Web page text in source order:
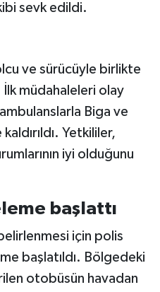
sevk edildi.
ve sürücüyle birlikte
müdahaleleri olay
Biga ve
Yetkililer,
iyi olduğunu
başlattı
için polis
başlatıldı. Bölgedeki
otobüsün havadan